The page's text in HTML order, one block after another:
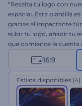
"Resalta tu logo con
espacial. Esta plantilla
gracias al impactante
subir tu logo, añadir tu
que comience la cuenta
intros de video,
presentaciones,
¡Crea ahora y haz que
16:9
Estilos disponibles (4)